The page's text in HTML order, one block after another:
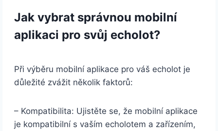
Jak vybrat správnou mobilní
aplikaci pro svůj echolot?
Při výběru mobilní aplikace pro váš echolot je
důležité zvážit několik faktorů:
– Kompatibilita: Ujistěte se, že mobilní aplikace
je kompatibilní s vaším echolotem a zařízením,